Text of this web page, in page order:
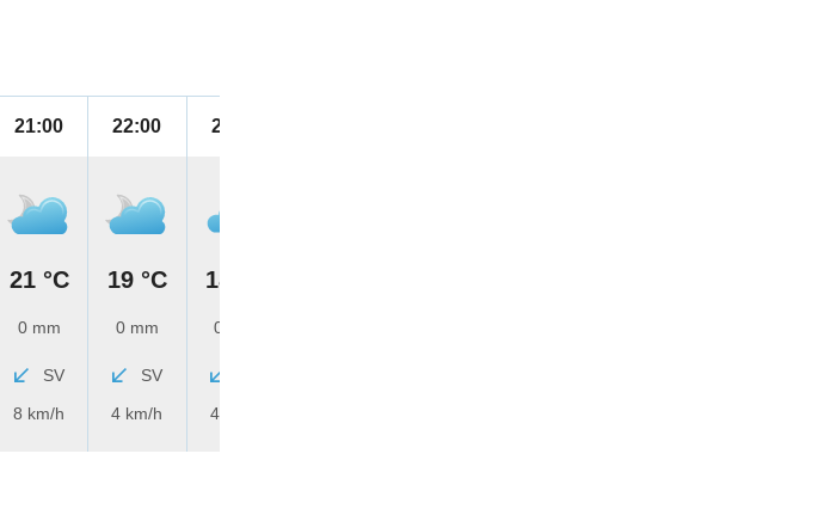
21:00
21 °C
0 mm
SV
8 km/h
22:00
19 °C
0 mm
SV
4 km/h
23:00
18 °C
0 mm
4 km/h